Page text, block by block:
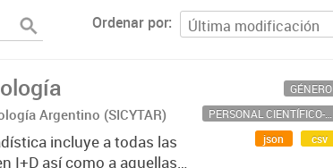
Ordenar por
Argentino (SICYTAR)
incluye a todas las
I+D así como a aquellas
GÉNERO
PERSONAL CIENTÍFICO-TECNOLÓGICO
json
csv